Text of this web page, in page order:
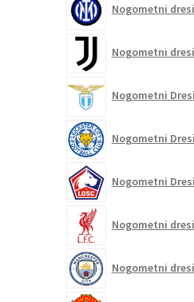
Nogometni
Nogometni
Nogometni
Nogometni
Nogometni
Nogometni
Nogometni